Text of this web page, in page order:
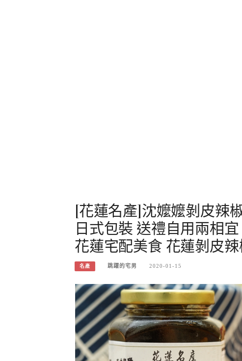
[花蓮名產]沈嬤嬤剝皮辣
日式包裝 送禮自用兩相
花蓮宅配美食 花蓮剝皮
名產 跳躍的宅男 2020-01-15